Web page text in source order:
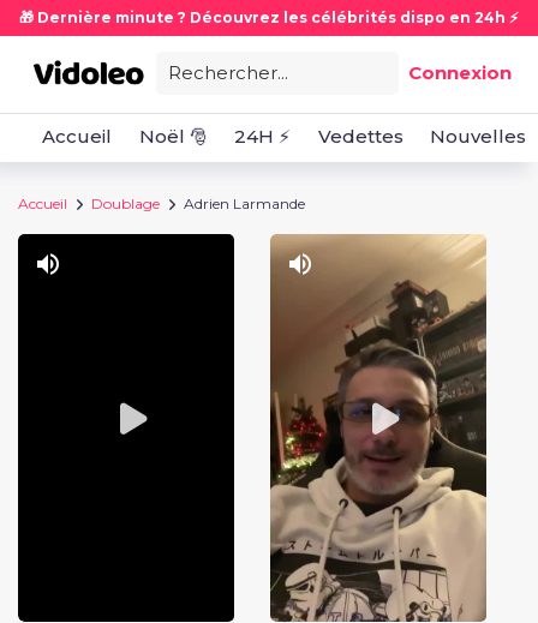
🎁 Dernière minute ? Découvrez les célébrités dispo en 24h ⚡
Rechercher... Connexion
Accueil Noël 🎅 24H ⚡ Vedettes Nouvelles
Accueil Doublage Adrien Larmande